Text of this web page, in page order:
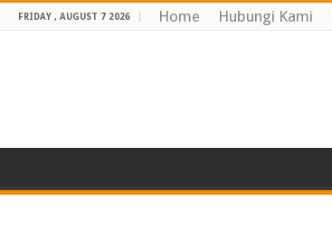
FRIDAY , AUGUST 7 2026 Home Hubungi Kami